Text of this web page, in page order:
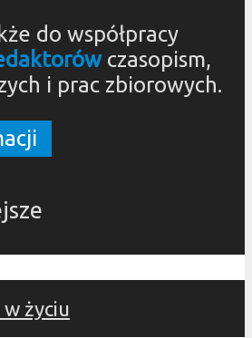
do współpracy
czasopism,
i prac zbiorowych.
życiu